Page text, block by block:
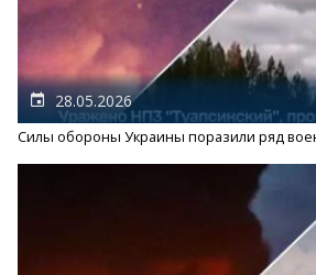
28.05.2026
Силы обороны Украины поразили ряд